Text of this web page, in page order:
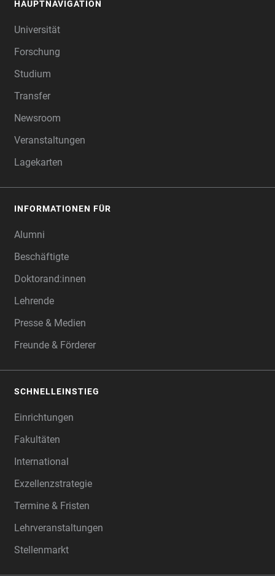
HAUPTNAVIGATION
Universität
Forschung
Studium
Transfer
Newsroom
Veranstaltungen
Lagekarten
INFORMATIONEN FÜR
Alumni
Beschäftigte
Doktorand:innen
Lehrende
Presse & Medien
Freunde & Förderer
SCHNELLEINSTIEG
Einrichtungen
Fakultäten
International
Exzellenzstrategie
Termine & Fristen
Lehrveranstaltungen
Stellenmarkt